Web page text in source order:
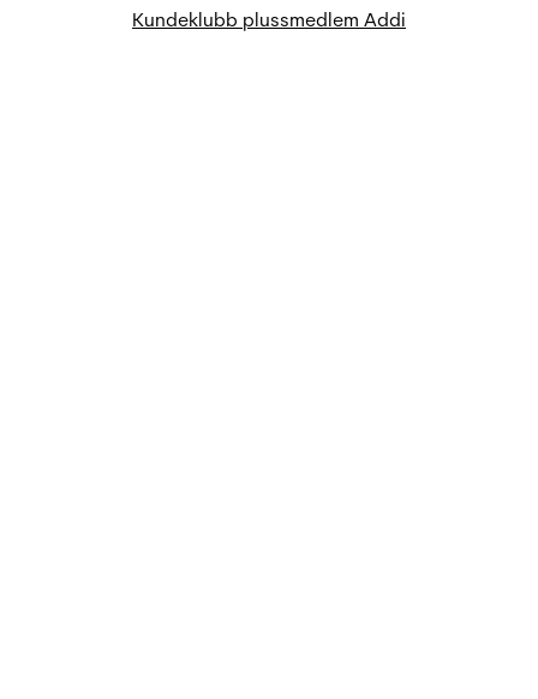
Kundeklubb plussmedlem Addi